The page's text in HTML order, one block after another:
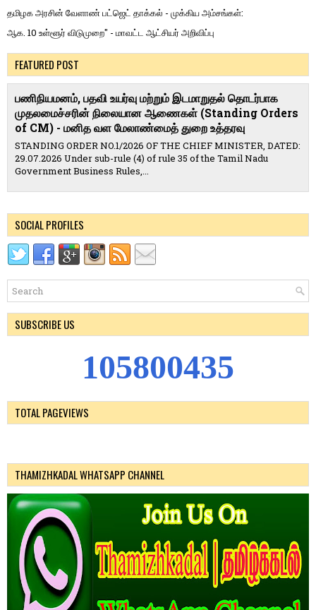
தமிழக அரசின் வேளாண் பட்ஜெட் தாக்கல் - முக்கிய அம்சங்கள்:
ஆக. 10 உள்ளூர் விடுமுறை" - மாவட்ட ஆட்சியர் அறிவிப்பு
FEATURED POST
பணிநியமனம், பதவி உயர்வு மற்றும் இடமாறுதல் தொடர்பாக
முதலமைச்சரின் நிலையான ஆணைகள் (Standing Orders
of CM) - மனித வள மேலாண்மைத் துறை உத்தரவு
STANDING ORDER NO.1/2026 OF THE CHIEF MINISTER, DATED:
29.07.2026 Under sub-rule (4) of rule 35 of the Tamil Nadu
Government Business Rules,...
SOCIAL PROFILES
SUBSCRIBE US
105800435
TOTAL PAGEVIEWS
THAMIZHKADAL WHATSAPP CHANNEL